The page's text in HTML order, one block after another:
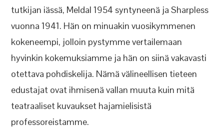
tutkijan iässä, Meldal 1954 syntyneenä ja Sharpless
vuonna 1941. Hän on minuakin vuosikymmenen
kokeneempi, jolloin pystymme vertailemaan
hyvinkin kokemuksiamme ja hän on siinä vakavasti
otettava pohdiskelija. Nämä välineellisen tieteen
edustajat ovat ihmisenä vallan muuta kuin mitä
teatraaliset kuvaukset hajamielisistä
professoreistamme.